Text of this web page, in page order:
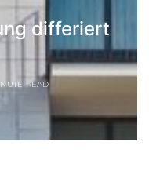
differiert
READ